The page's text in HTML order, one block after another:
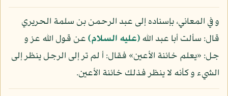
و في المعاني، بإسناده إلى عبد الرحمن بن سلمة الحريري
قال: سألت أبا عبد الله(عليه السلام)عن قول الله عز و
جل: «يعلم خائنة الأعين» فقال: أ لم تر إلى الرجل ينظر إلى
الشيء و كأنه لا ينظر فذلك خائنة الأعين.